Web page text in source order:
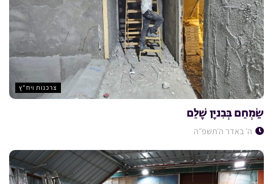
צרכנות ויח"ץ
שַׂמְחֵם בְּבִניָן שָׁלֵם
ה׳ באדר ה׳תשפ״ה